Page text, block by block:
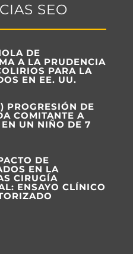
SEO
DE
A LA PRUDENCIA
PARA LA
EN EE. UU.
PROGRESIÓN DE
COMITANTE A
UN NIÑO DE 7
DE
EN LA
CIRUGÍA
ENSAYO CLÍNICO